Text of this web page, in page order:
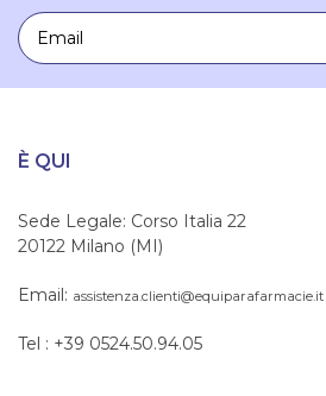
Email
È QUI
Sede Legale: Corso Italia 22
20122 Milano (MI)
Email: assistenza.clienti@equiparafarmacie.it
Tel : +39 0524.50.94.05